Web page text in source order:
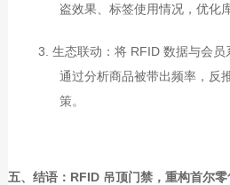
盗效果、标签使用情况，优化
3. 生态联动：将RFID 数据与会员
通过分析商品被带出频率，反
策。
五、结语： RFID 吊顶门禁，重构首尔